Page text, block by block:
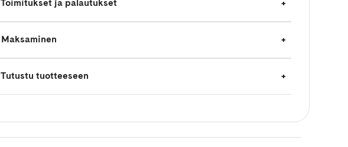
Toimitukset ja palautukset
Maksaminen
Tutustu tuotteeseen